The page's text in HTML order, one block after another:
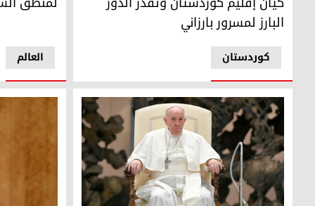
کوردستان
البارز لمسرور بارزاني
العالم